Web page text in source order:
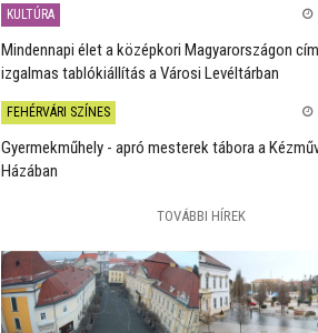
KULTÚRA
Mindennapi élet a középkori Magyarországon
izgalmas tablókiállítás a Városi Levéltárban
FEHÉRVÁRI SZÍNES
Gyermekműhely - apró mesterek tábora a
Házában
TOVÁBBI HÍREK